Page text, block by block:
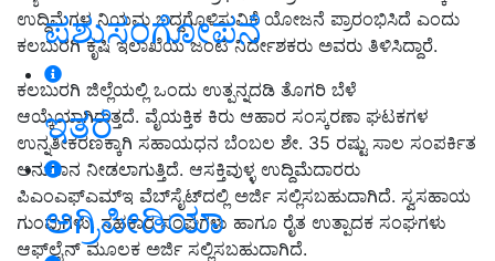
ಪಶುಸಂಗೋಪನೆ
ಇತರೆ
ಅಗ್ರಿಪೀಡಿಯಾ
ಉದ್ದಿಮೆಗಳ ನಿಯಮ ಬದ್ದಗೊಳಿಸುವಿಕೆ ಯೋಜನೆ ಪ್ರಾರಂಭಿಸಿದೆ ಎಂದು
ಕಲಬುರಗಿ ಕೃಷಿ ಇಲಾಖೆಯ ಜಂಟಿ ನಿರ್ದೇಶಕರು ಅವರು ತಿಳಿಸಿದ್ದಾರೆ.
ಕಲಬುರಗಿ ಜಿಲ್ಲೆಯಲ್ಲಿ ಒಂದು ಉತ್ಪನ್ನದಡಿ ತೊಗರಿ ಬೆಳೆ
ಆಯ್ಕೆಯಾಗಿರುತ್ತದೆ. ವೈಯಕ್ತಿಕ ಕಿರು ಆಹಾರ ಸಂಸ್ಕರಣಾ ಘಟಕಗಳ
ಉನ್ನತೀಕರಣಕ್ಕಾಗಿ ಸಹಾಯಧನ ಬೆಂಬಲ ಶೇ. 35 ರಷ್ಟು ಸಾಲ ಸಂಪರ್ಕಿತ
ಅನುದಾನ ನೀಡಲಾಗುತ್ತಿದೆ. ಆಸಕ್ತಿವುಳ್ಳ ಉದ್ದಿಮೆದಾರರು
ಪಿಎಂಎಫ್‍ಎಮ್‍ಇ ವೆಬ್‍ಸೈಟ್‍ದಲ್ಲಿ ಅರ್ಜಿ ಸಲ್ಲಿಸಬಹುದಾಗಿದೆ. ಸ್ವಸಹಾಯ
ಗುಂಪುಗಳು, ಸಹಕಾರ ಸಂಘಗಳು ಹಾಗೂ ರೈತ ಉತ್ಪಾದಕ ಸಂಘಗಳು
ಆಫ್‍ಲೈನ್ ಮೂಲಕ ಅರ್ಜಿ ಸಲ್ಲಿಸಬಹುದಾಗಿದೆ.